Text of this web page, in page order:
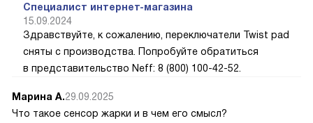
Специалист интернет-магазина
15.09.2024
Здравствуйте, к сожалению, переключатели Twist pad
сняты с производства. Попробуйте обратиться
в представительство Neff: 8 (800) 100-42-52.
Марина А.29.09.2025
Что такое сенсор жарки и в чем его смысл?